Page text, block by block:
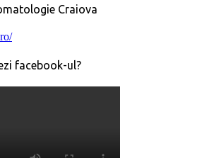
Craiova
facebook-ul?